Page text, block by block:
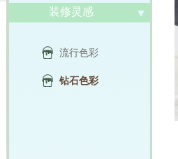
装修灵感
流行色彩
钻石色彩